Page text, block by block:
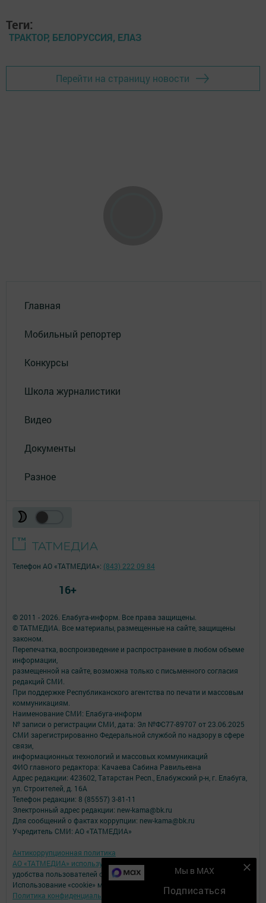
Теги:
ТРАКТОР, БЕЛОРУССИЯ, ЕЛАЗ
Перейти на страницу новости
Главная
Мобильный репортер
Конкурсы
Школа журналистики
Видео
Документы
Разное
Мы в MAX
Подписаться
© 2011 - 2026. Елабуга-информ. Все права защищены.
© ТАТМЕДИА. Все материалы, размещенные на сайте, защищены
законом.
Перепечатка, воспроизведение и распространение в любом объеме
информации,
размещенной на сайте, возможна только с письменного согласия
редакций СМИ.
При поддержке Республиканского агентства по печати и массовым
коммуникациям.
Наименование СМИ: Елабуга-информ
№ записи о регистрации СМИ, дата: Эл №ФС77-89707 от 23.06.2025
СМИ зарегистрированно Федеральной службой по надзору в сфере
связи,
информационных технологий и массовых коммуникаций
ФИО главного редактора: Качаева Сабина Равильевна
Адрес редакции: 423602, Татарстан Респ., Елабужский р-н, г. Елабуга,
ул. Строителей, д. 16А
Телефон редакции: 8 (85557) 3-81-11
Электронный адрес редакции: new-kama@bk.ru
Для сообщений о фактах коррупции: new-kama@bk.ru
Учредитель СМИ: АО «ТАТМЕДИА»
Антикоррупционная политика
АО «ТАТМЕДИА» использует «cookie»для персонализации сервисов и
удобства пользователей сайтом.
Использование «cookie» можно отменить в настройках браузера.
Политика конфиденциальности
Телефон АО «ТАТМЕДИА»: (843) 222 09 84
16+